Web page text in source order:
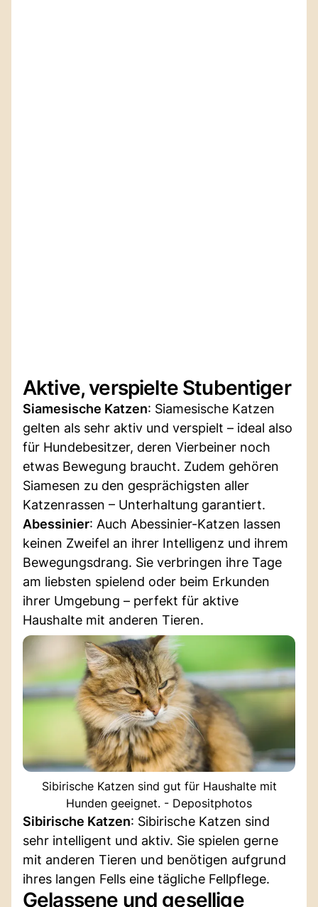
Aktive, verspielte Stubentiger
Siamesische Katzen: Siamesische Katzen
gelten als sehr aktiv und verspielt – ideal also
für Hundebesitzer, deren Vierbeiner noch
etwas Bewegung braucht. Zudem gehören
Siamesen zu den gesprächigsten aller
Katzenrassen – Unterhaltung garantiert.
Abessinier: Auch Abessinier-Katzen lassen
keinen Zweifel an ihrer Intelligenz und ihrem
Bewegungsdrang. Sie verbringen ihre Tage
am liebsten spielend oder beim Erkunden
ihrer Umgebung – perfekt für aktive
Haushalte mit anderen Tieren.
Sibirische Katzen sind gut für Haushalte mit
Hunden geeignet. - Depositphotos
Sibirische Katzen: Sibirische Katzen sind
sehr intelligent und aktiv. Sie spielen gerne
mit anderen Tieren und benötigen aufgrund
ihres langen Fells eine tägliche Fellpflege.
Gelassene und gesellige